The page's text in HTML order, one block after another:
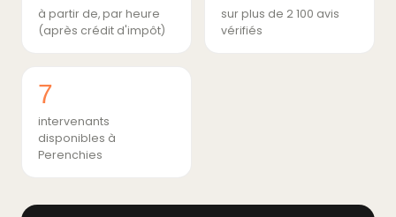
à partir de, par heure
(après crédit d'impôt)
sur plus de 2 100 avis
vérifiés
7
intervenants
disponibles à
Perenchies